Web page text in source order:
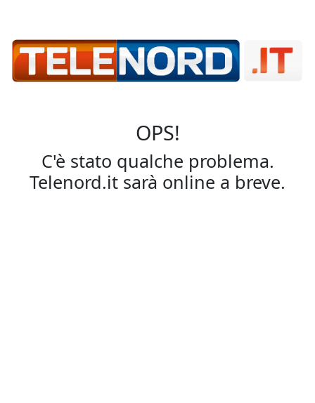
OPS!
C'è stato qualche problema.
Telenord.it sarà online a breve.